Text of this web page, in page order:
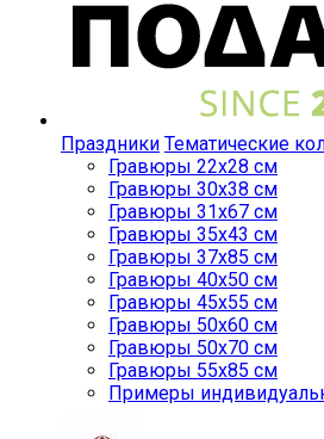
Праздники Тематические
Гравюры 22x28 см
Гравюры 30x38 см
Гравюры 31x67 см
Гравюры 35x43 см
Гравюры 37x85 см
Гравюры 40x50 см
Гравюры 45x55 см
Гравюры 50x60 см
Гравюры 50x70 см
Гравюры 55x85 см
Примеры